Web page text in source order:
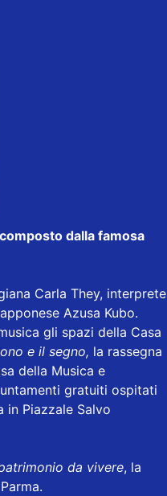
dalla famosa
Carla They, interprete
Azusa Kubo.
gli spazi della Casa
e il segno, la rassegna
della Musica e
gratuiti ospitati
in Piazzale Salvo
da vivere, la